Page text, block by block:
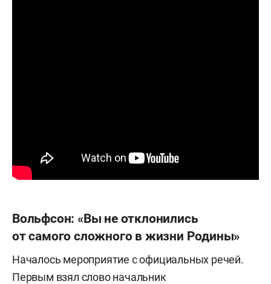
Вольфсон: «Вы не отклонились
от самого сложного в жизни Родины»
Началось мероприятие с официальных речей.
Первым взял слово начальник